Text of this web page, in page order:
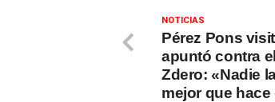
NOTICIAS
Pérez Pons
apuntó contra
Zdero: «Nadie
mejor que